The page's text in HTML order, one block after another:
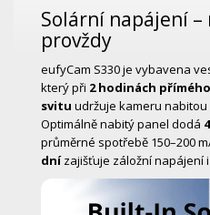
Solární napájení
provždy
eufyCam S330 je vybavena
který při 2 hodinách
svitu udržuje kameru nabitou
Optimálně nabitý panel dodá
průměrné spotřebě 150–200
dnízajišťuje záložní napájení